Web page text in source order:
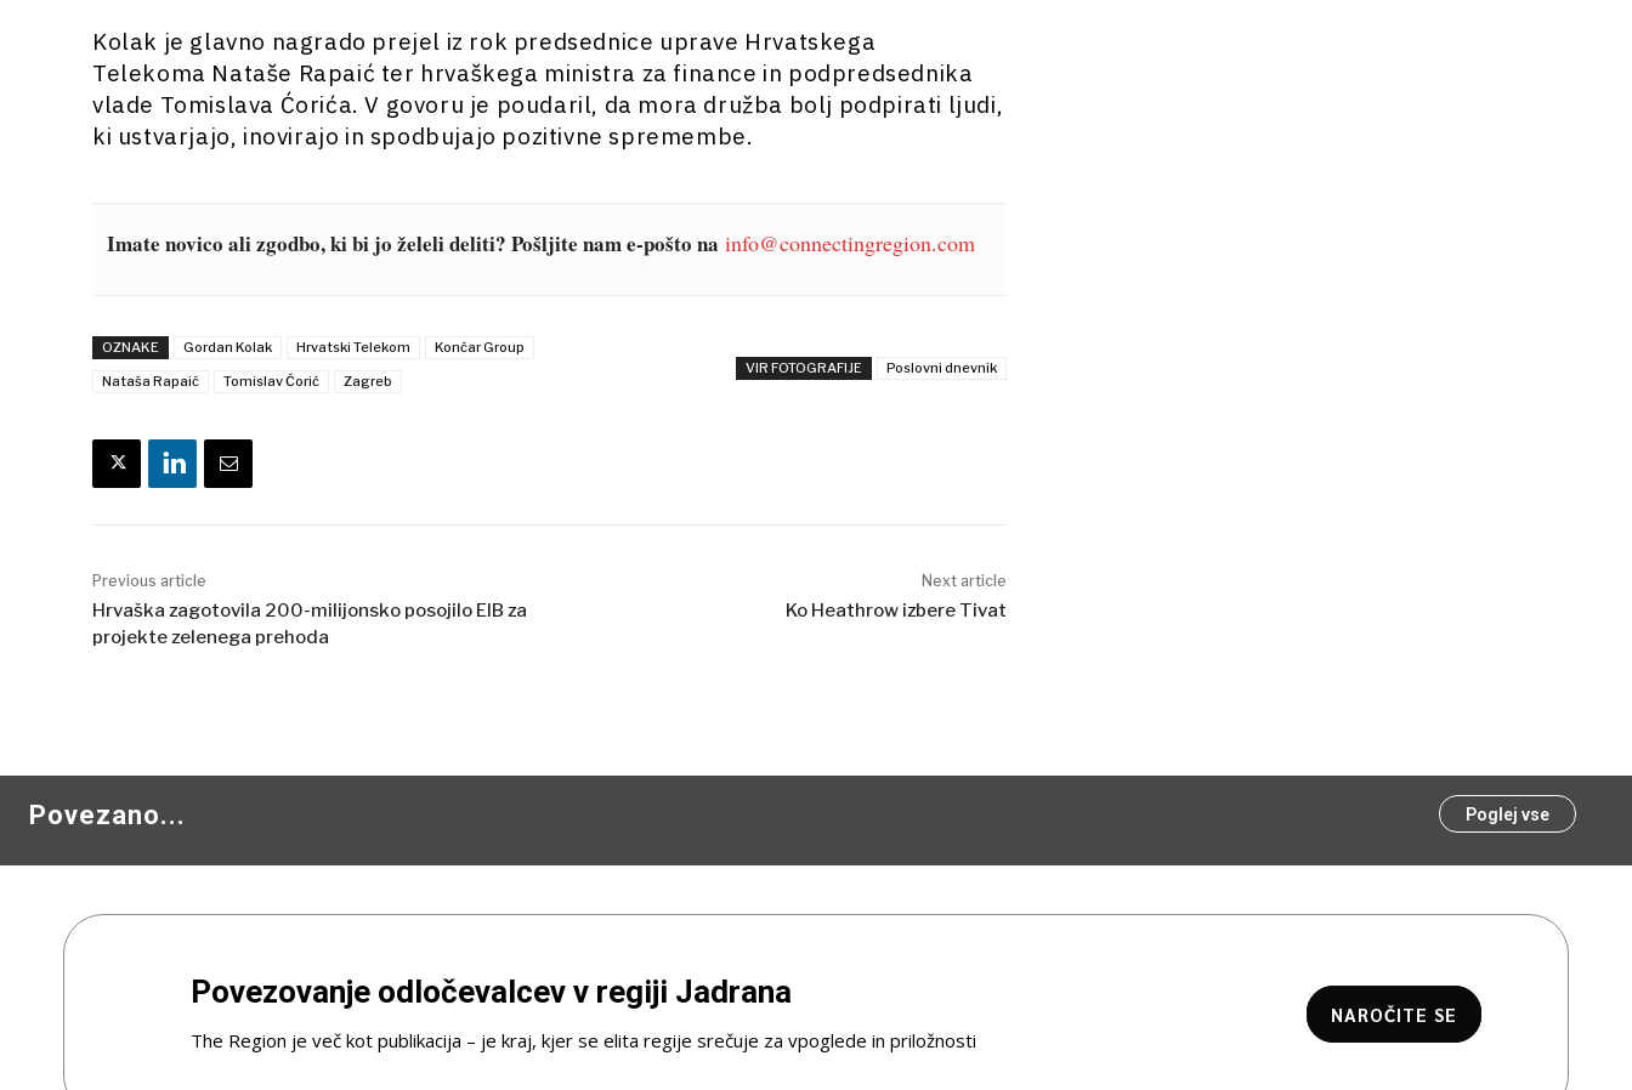
Kolak je glavno nagrado prejel iz rok predsednice uprave Hrvatskega
Telekoma Nataše Rapaić ter hrvaškega ministra za finance in podpredsednika
vlade Tomislava Ćorića. V govoru je poudaril, da mora družba bolj podpirati ljudi,
ki ustvarjajo, inovirajo in spodbujajo pozitivne spremembe.
Imate novico ali zgodbo, ki bi jo želeli deliti? Pošljite nam e-pošto na info@connectingregion.com
OZNAKE Gordan Kolak Hrvatski Telekom
Končar Group
Nataša Rapaić
Tomislav Ćorić Zagreb
VIR FOTOGRAFIJE Poslovni dnevnik
Previous article
Hrvaška zagotovila 200-milijonsko posojilo EIB za
projekte zelenega prehoda
Next article
Ko Heathrow izbere Tivat
Povezano... Poglej vse
Povezovanje odločevalcev v regiji Jadrana
The Region je več kot publikacija – je kraj, kjer se elita regije srečuje za vpoglede in priložnosti
NAROČITE SE